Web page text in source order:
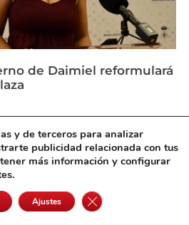
de Daimiel reformulará
y de terceros para analizar
publicidad relacionada con tus
más información y configurar
Ajustes Cerrar el banner de